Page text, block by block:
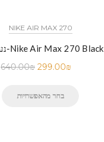
NIKE AIR MAX 270
נעלי נייק-Nike Air Max 270 Black
640.00₪ 299.00₪
בחר מהאפשרויות